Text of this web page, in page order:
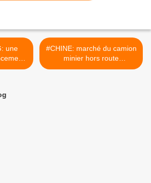
#CHINE: marché du camion
minier hors route
AUTONOME 5G/5G-A. >